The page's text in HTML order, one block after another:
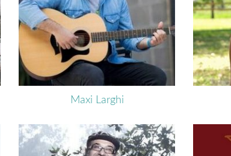
Maxi Larghi